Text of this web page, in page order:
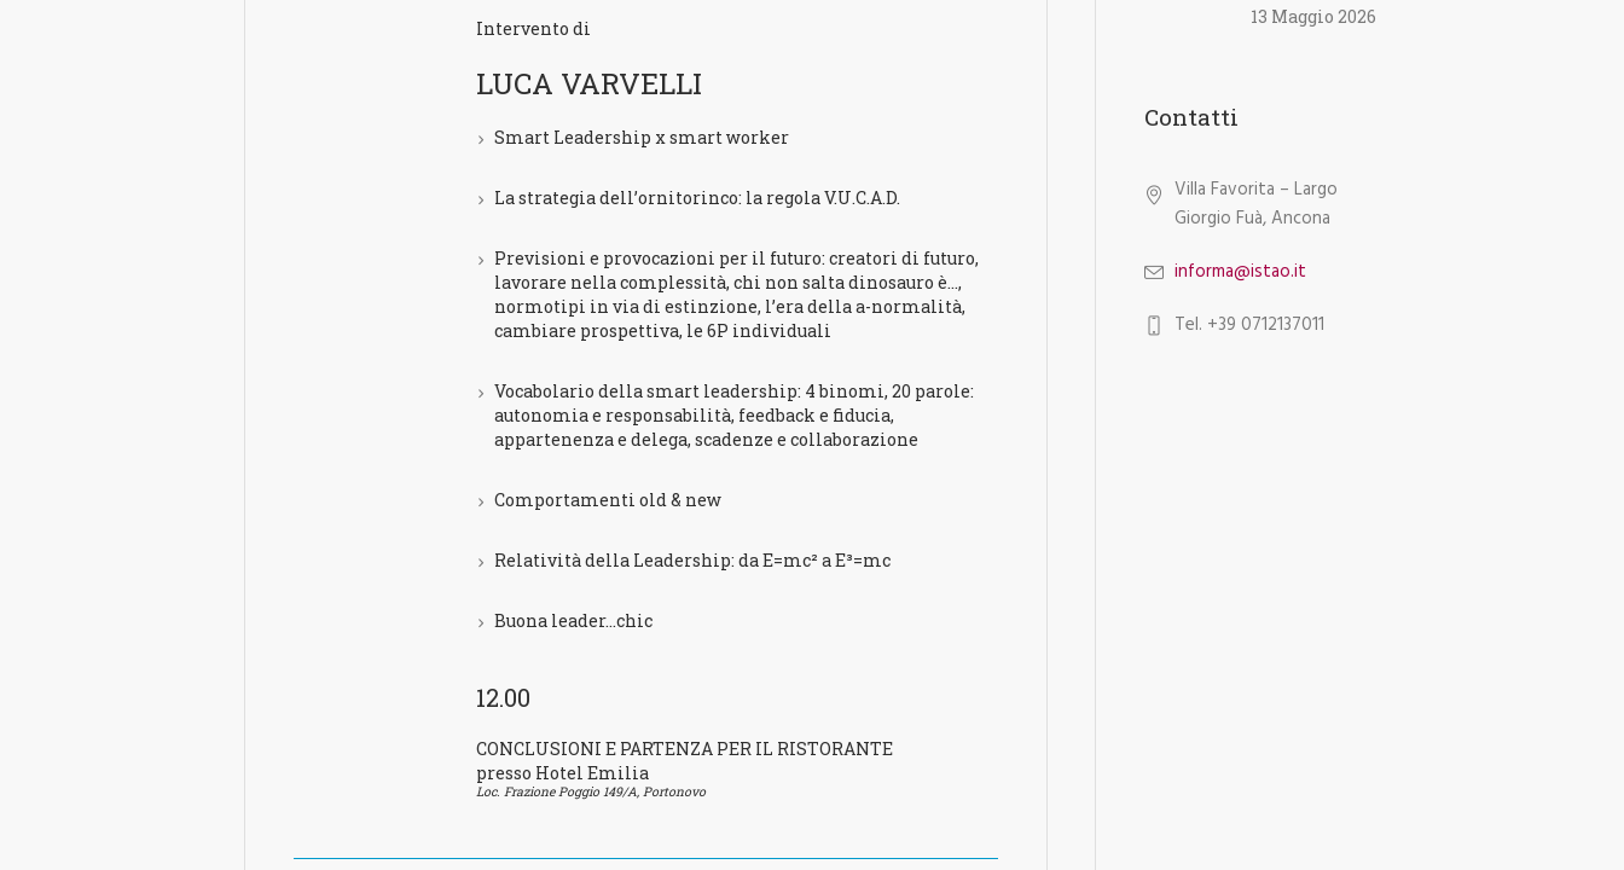
Intervento di
LUCA VARVELLI
Smart Leadership x smart worker
La strategia dell’ornitorinco: la regola V.U.C.A.D.
Previsioni e provocazioni per il futuro: creatori di futuro,
lavorare nella complessità, chi non salta dinosauro è…,
normotipi in via di estinzione, l’era della a-normalità,
cambiare prospettiva, le 6P individuali
Vocabolario della smart leadership: 4 binomi, 20 parole:
autonomia e responsabilità, feedback e fiducia,
appartenenza e delega, scadenze e collaborazione
Comportamenti old & new
Relatività della Leadership: da E=mc² a E³=mc
Buona leader…chic
12.00
CONCLUSIONI E PARTENZA PER IL RISTORANTE
presso Hotel Emilia
Loc. Frazione Poggio 149/A, Portonovo
13 Maggio 2026
Contatti
Villa Favorita – Largo
Giorgio Fuà, Ancona
informa@istao.it
Tel. +39 0712137011